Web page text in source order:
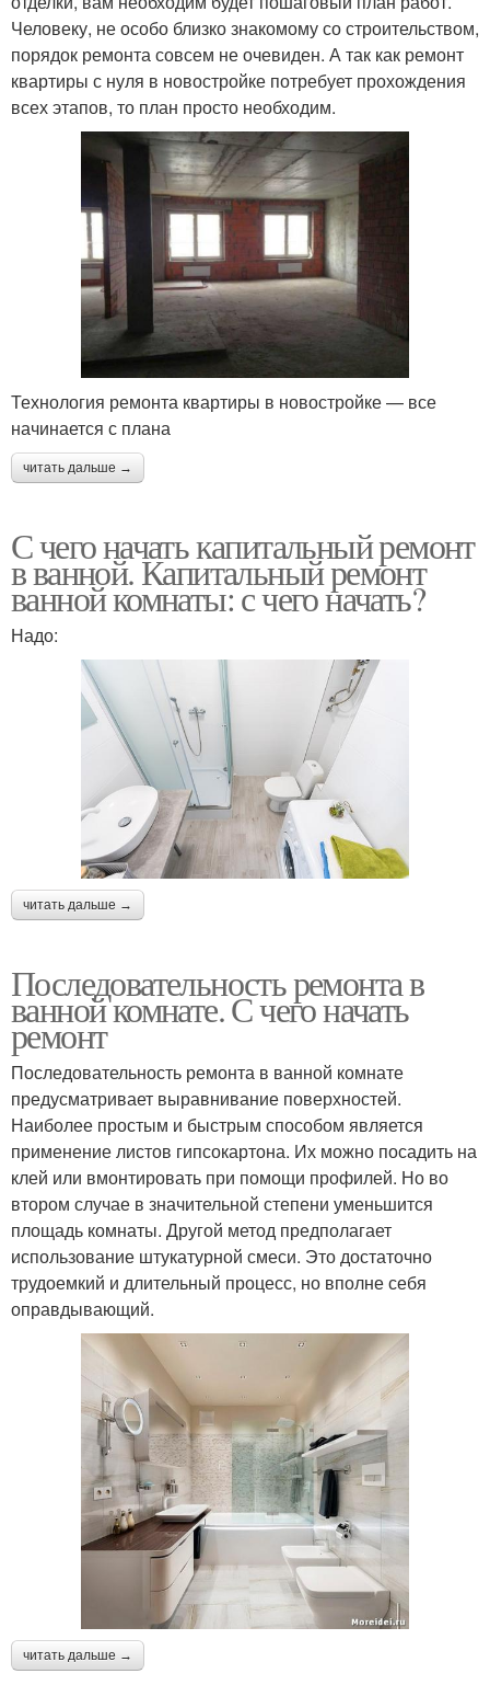
Человеку, не особо близко знакомому со строительством,
порядок ремонта совсем не очевиден. А так как ремонт
квартиры с нуля в новостройке потребует прохождения
всех этапов, то план просто необходим.
Технология ремонта квартиры в новостройке — все
начинается с плана
читать дальше →
С чего начать капитальный ремонт
в ванной. Капитальный ремонт
ванной комнаты: с чего начать?
Надо:
читать дальше →
Последовательность ремонта в
ванной комнате. С чего начать
ремонт
Последовательность ремонта в ванной комнате
предусматривает выравнивание поверхностей.
Наиболее простым и быстрым способом является
применение листов гипсокартона. Их можно посадить на
клей или вмонтировать при помощи профилей. Но во
втором случае в значительной степени уменьшится
площадь комнаты. Другой метод предполагает
использование штукатурной смеси. Это достаточно
трудоемкий и длительный процесс, но вполне себя
оправдывающий.
читать дальше →